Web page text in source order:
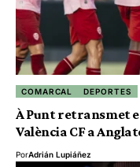
COMARCAL DEPORTES
À Punt retransmet
València CF a
PorAdrián Lupiáñez